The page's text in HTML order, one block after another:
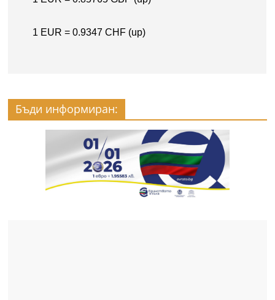
Бъди информиран: